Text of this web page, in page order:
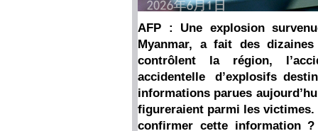
AFP : Une explosion
Myanmar, a fait des
contrôlent la région,
accidentelle d’explosifs
informations parues
figureraient parmi les
confirmer cette information